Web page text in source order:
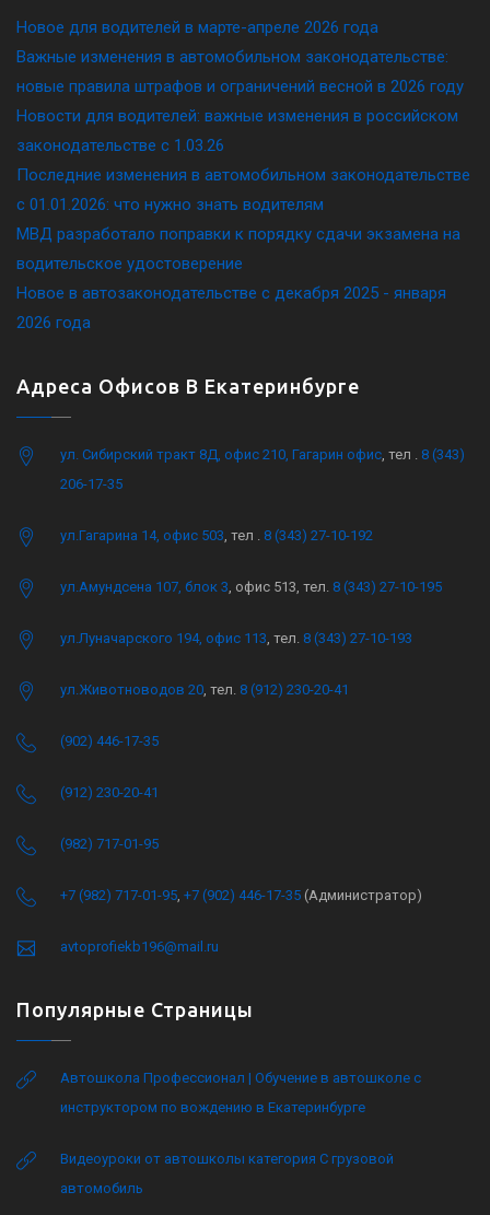
Новое для водителей в марте-апреле 2026 года
Важные изменения в автомобильном законодательстве:
новые правила штрафов и ограничений весной в 2026 году
Новости для водителей: важные изменения в российском
законодательстве c 1.03.26
Последние изменения в автомобильном законодательстве
c 01.01.2026: что нужно знать водителям
МВД разработало поправки к порядку сдачи экзамена на
водительское удостоверение
Новое в автозаконодательстве с декабря 2025 - января
2026 года
Адреса Офисов В Екатеринбурге
ул. Сибирский тракт 8Д, офис 210, Гагарин офис , тел . 8 (343)
206-17-35
ул.Гагарина 14, офис 503 , тел . 8 (343) 27-10-192
ул.Амундсена 107, блок 3 , офис 513, тел. 8 (343) 27-10-195
ул.Луначарского 194, офис 113 , тел. 8 (343) 27-10-193
ул.Животноводов 20 , тел. 8 (912) 230-20-41
(902) 446-17-35
(912) 230-20-41
(982) 717-01-95
+7 (982) 717-01-95 +7 (902) 446-17-35 (Администратор)
avtoprofiekb196@mail.ru
Популярные Страницы
Автошкола Профессионал | Обучение в автошколе с
инструктором по вождению в Екатеринбурге
Видеоуроки от автошколы категория C грузовой
автомобиль